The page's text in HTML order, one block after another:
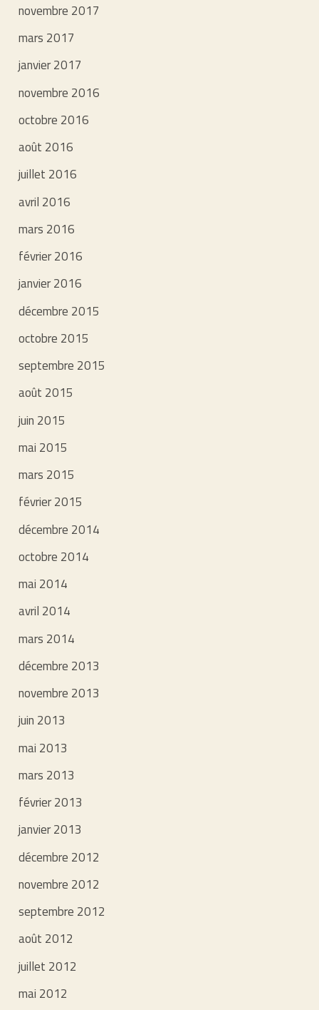
novembre 2017
mars 2017
janvier 2017
novembre 2016
octobre 2016
août 2016
juillet 2016
avril 2016
mars 2016
février 2016
janvier 2016
décembre 2015
octobre 2015
septembre 2015
août 2015
juin 2015
mai 2015
mars 2015
février 2015
décembre 2014
octobre 2014
mai 2014
avril 2014
mars 2014
décembre 2013
novembre 2013
juin 2013
mai 2013
mars 2013
février 2013
janvier 2013
décembre 2012
novembre 2012
septembre 2012
août 2012
juillet 2012
mai 2012